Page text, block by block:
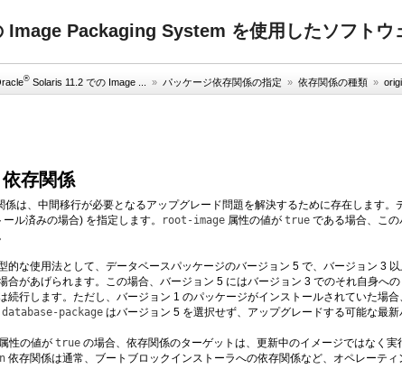
Packaging System を使用したソフトウ
® Solaris 11.2 での Image ... » パッケージ依存関係の指定 » 依存関係の種類 »
依存関係
係は、中間移行が必要となるアップグレード問題を解決するために存在します
ル済みの場合) を指定します。
root-image 属性の値が true である場合、こ
的な使用法として、データベースパッケージのバージョン 5 で、バージョン 3
合があげられます。この場合、バージョン 5 にはバージョン 3 でのそれ自身への
続行します。ただし、バージョン 1 のパッケージがインストールされていた場
package はバージョン 5 を選択せず、アップグレードする可能な最
属性の値が true の場合、依存関係のターゲットは、更新中のイメージではなく
依存関係は通常、ブートブロックインストーラへの依存関係など、オペレーティ